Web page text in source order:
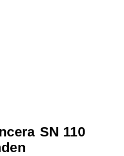
SN 110